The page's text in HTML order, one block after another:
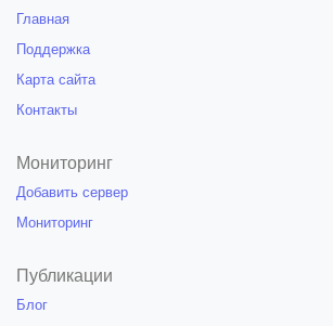
Главная
Поддержка
Карта сайта
Контакты
Мониторинг
Добавить сервер
Мониторинг
Публикации
Блог